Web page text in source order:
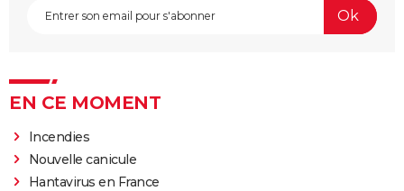
EN CE MOMENT
Incendies
Nouvelle canicule
Hantavirus en France